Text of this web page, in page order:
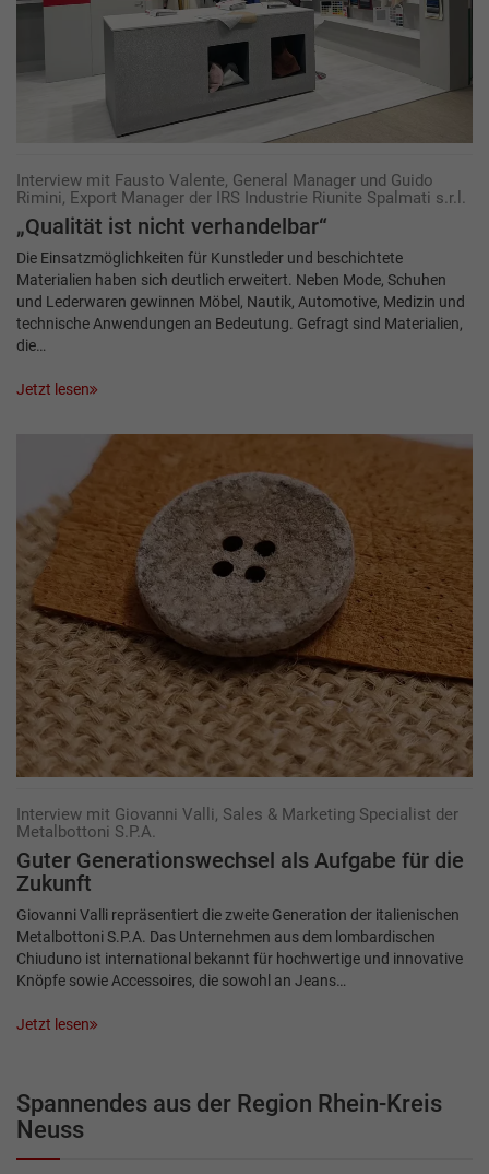
Interview mit Fausto Valente, General Manager und Guido
Rimini, Export Manager der IRS Industrie Riunite Spalmati s.r.l.
„Qualität ist nicht verhandelbar“
Die Einsatzmöglichkeiten für Kunstleder und beschichtete
Materialien haben sich deutlich erweitert. Neben Mode, Schuhen
und Lederwaren gewinnen Möbel, Nautik, Automotive, Medizin und
technische Anwendungen an Bedeutung. Gefragt sind Materialien,
die…
Jetzt lesen
Interview mit Giovanni Valli, Sales & Marketing Specialist der
Metalbottoni S.P.A.
Guter Generationswechsel als Aufgabe für die
Zukunft
Giovanni Valli repräsentiert die zweite Generation der italienischen
Metalbottoni S.P.A. Das Unternehmen aus dem lombardischen
Chiuduno ist international bekannt für hochwertige und innovative
Knöpfe sowie Accessoires, die sowohl an Jeans…
Jetzt lesen
Spannendes aus der Region Rhein-Kreis
Neuss